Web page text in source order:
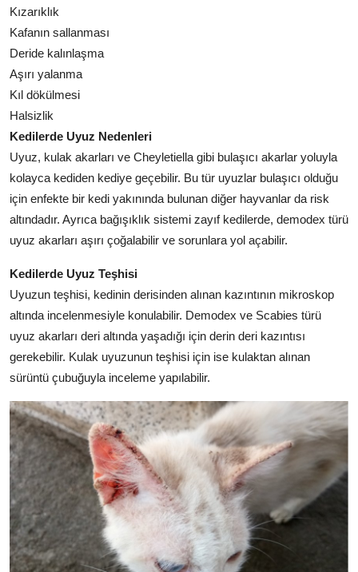
Kızarıklık
Kafanın sallanması
Deride kalınlaşma
Aşırı yalanma
Kıl dökülmesi
Halsizlik
Kedilerde Uyuz Nedenleri
Uyuz, kulak akarları ve Cheyletiella gibi bulaşıcı akarlar yoluyla
kolayca kediden kediye geçebilir. Bu tür uyuzlar bulaşıcı olduğu
için enfekte bir kedi yakınında bulunan diğer hayvanlar da risk
altındadır. Ayrıca bağışıklık sistemi zayıf kedilerde, demodex türü
uyuz akarları aşırı çoğalabilir ve sorunlara yol açabilir.
Kedilerde Uyuz Teşhisi
Uyuzun teşhisi, kedinin derisinden alınan kazıntının mikroskop
altında incelenmesiyle konulabilir. Demodex ve Scabies türü
uyuz akarları deri altında yaşadığı için derin deri kazıntısı
gerekebilir. Kulak uyuzunun teşhisi için ise kulaktan alınan
sürüntü çubuğuyla inceleme yapılabilir.